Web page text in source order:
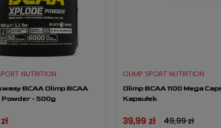
BCAA Olimp BCAA
Powder - 500g
NUTRITION
Olimp BCAA 1100 Mega
Kapsułek
OLIMP SPORT NUTRITION
39,99 zł 49,99 zł